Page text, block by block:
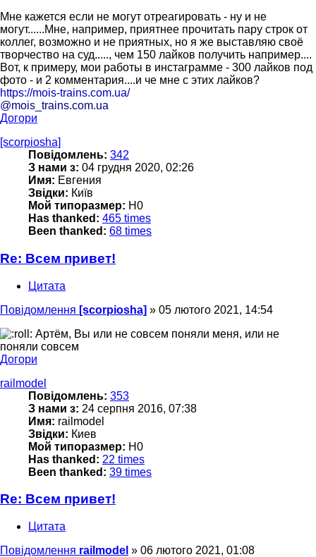
Мне кажется если не могут отреагировать - ну и не
могут......Мне, например, приятнее прочитать пару строк от
коллег, возможно и не приятных, но я же выставляю своё
творчество на суд....., чем 150 лайков получить например....
Вот, к примеру, мои работы в инстаграмме - 300 лайков под
фото - и 2 комментария....и че мне с этих лайков?
https://mois-trains.com.ua/
@mois_trains.com.ua
Догори
[scorpiosha]
Повідомлень: 342
З нами з: 04 грудня 2020, 02:26
Имя: Евгения
Звідки: Київ
Мой типоразмер: Н0
Has thanked: 465 times
Been thanked: 68 times
Re: Всем привет!
Цитата
Повідомлення [scorpiosha] » 05 лютого 2021, 14:54
Артём, Вы или не совсем поняли меня, или не
поняли совсем
Догори
railmodel
Повідомлень: 353
З нами з: 24 серпня 2016, 07:38
Имя: railmodel
Звідки: Киев
Мой типоразмер: H0
Has thanked: 22 times
Been thanked: 39 times
Re: Всем привет!
Цитата
Повідомлення railmodel » 06 лютого 2021, 01:08